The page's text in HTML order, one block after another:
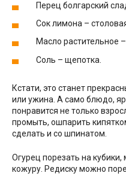
Перец болгарский
Сок лимона –
Масло растительное
Соль – щепотка.
Кстати, это станет
или ужина. А само блюдо,
понравится не только
промыть, ошпарить
сделать и со шпинатом.
Огурец порезать на
кожуру. Редиску можно